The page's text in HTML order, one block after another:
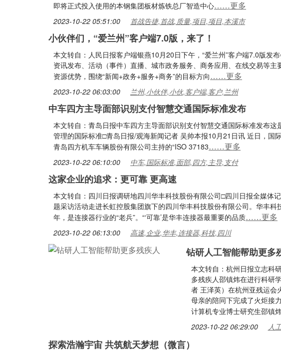
即将正式投入使用的本钢集团板材炼铁总厂智造中心……更多
2023-10-22 05:51:00 首战告捷,首战,质量,项目,项目,本溪市
小伙伴们，“爱兰州”客户端7.0版，来了！
本文转自：人民日报客户端银燕10月20日下午，“爱兰州”客户端7.0版发
资讯发布、活动（事件）直播、城市政务服务、商务应用、在线交易等
资源优势，围绕“新闻+政务+服务+商务”的目标方向……更多
2023-10-22 06:03:00 兰州,小伙伴,小伙,客户端,客户,兰州
中车四方主导面部识别支付智慧交通国际标准发布
本文转自：青岛日报中车四方主导面部识别支付智慧交通国际标准发布
管理的国际标准□青岛日报/观海新闻记者 吴帅本报10月21日讯 近日，国
青岛四方机车车辆股份有限公司主持的“ISO 37183……更多
2023-10-22 06:10:00 中车,国际标准,面部,四方,主导,支付
这家企业的追求：更可靠 更高速
本文转自：四川日报调研地四川华丰科技股份有限公司□四川日报全媒体
题采访活动走进长虹控股集团旗下的四川华丰科技股份有限公司。华丰
年，是连接器行业的“老兵”。“‘可靠’是华丰连接器最重要的品质……更多
2023-10-22 06:13:00 高速,企业,华丰,连接器,科技,四川
钻研人工智能帮助更多
本文转自：杭州日报立志科
多残疾人邵镇炜在进行科研
者 王泽英）在杭州亚残运会
母亲的陪同下完成了火炬接
计算机专业博士研究生邵镇
2023-10-22 06:29:00 人
探索浩瀚宇宙 共筑航天梦想（微言）